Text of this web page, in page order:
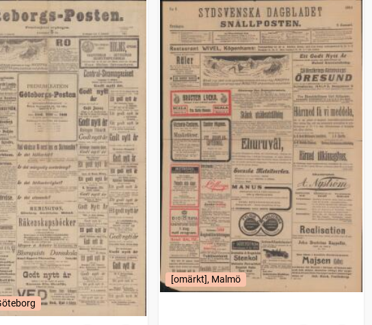
[omärkt], Malmö